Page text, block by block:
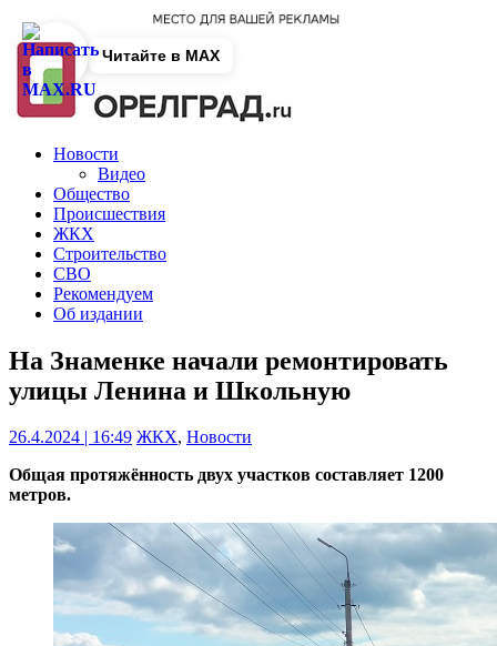
Новости
Видео
Общество
Происшествия
ЖКХ
Строительство
СВО
Рекомендуем
Об издании
На Знаменке начали ремонтировать
улицы Ленина и Школьную
26.4.2024 | 16:49 ЖКХ, Новости
Общая протяжённость двух участков составляет 1200
метров.
Читайте в MAX